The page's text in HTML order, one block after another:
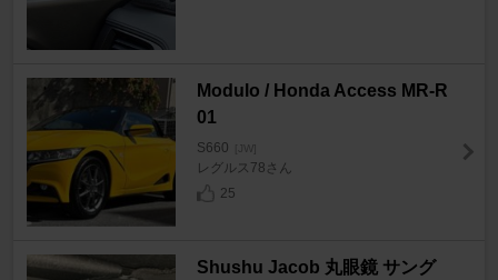
Modulo / Honda Access MR-R
01
S660 [JW]
レグルス78さん
25
Shushu Jacob 丸眼鏡 サング